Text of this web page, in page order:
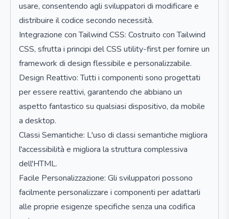
usare, consentendo agli sviluppatori di modificare e
distribuire il codice secondo necessità.
Integrazione con Tailwind CSS: Costruito con Tailwind
CSS, sfrutta i principi del CSS utility-first per fornire un
framework di design flessibile e personalizzabile.
Design Reattivo: Tutti i componenti sono progettati
per essere reattivi, garantendo che abbiano un
aspetto fantastico su qualsiasi dispositivo, da mobile
a desktop.
Classi Semantiche: L'uso di classi semantiche migliora
l'accessibilità e migliora la struttura complessiva
dell'HTML.
Facile Personalizzazione: Gli sviluppatori possono
facilmente personalizzare i componenti per adattarli
alle proprie esigenze specifiche senza una codifica